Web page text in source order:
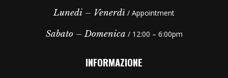
Lunedi – Venerdì / Appointment
Sabato – Domenica / 12:00 – 6:00pm
INFORMAZIONE